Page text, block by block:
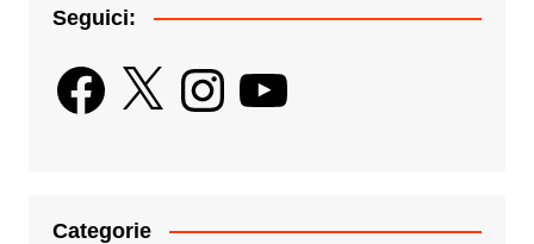
Seguici:
Facebook
X InstagramYouTube
Categorie